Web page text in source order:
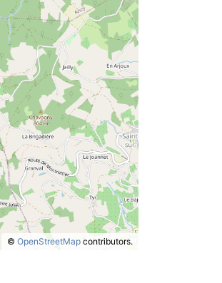
© OpenStreetMap contributors.